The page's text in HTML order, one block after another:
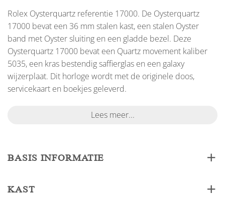
Rolex Oysterquartz referentie 17000. De Oysterquartz
17000 bevat een 36 mm stalen kast, een stalen Oyster
band met Oyster sluiting en een gladde bezel. Deze
Oysterquartz 17000 bevat een Quartz movement kaliber
5035, een kras bestendig saffierglas en een galaxy
wijzerplaat. Dit horloge wordt met de originele doos,
servicekaart en boekjes geleverd.
Lees meer...
BASIS INFORMATIE
KAST